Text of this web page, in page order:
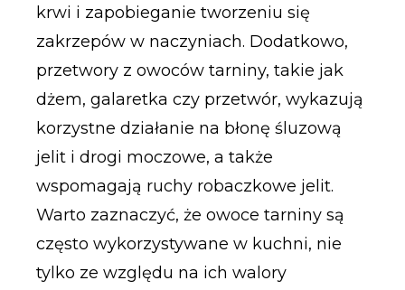
krwi i zapobieganie tworzeniu się
zakrzepów w naczyniach. Dodatkowo,
przetwory z owoców tarniny, takie jak
dżem, galaretka czy przetwór, wykazują
korzystne działanie na błonę śluzową
jelit i drogi moczowe, a także
wspomagają ruchy robaczkowe jelit.
Warto zaznaczyć, że owoce tarniny są
często wykorzystywane w kuchni, nie
tylko ze względu na ich walory